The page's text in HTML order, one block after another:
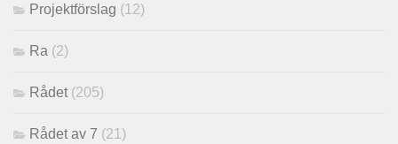
Projektförslag (12)
Ra (2)
Rådet (205)
Rådet av 7 (21)